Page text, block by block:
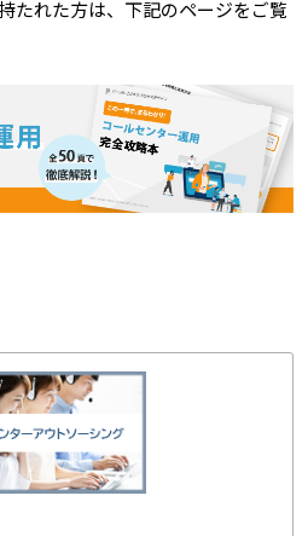
たれた方は、下記のページをご覧